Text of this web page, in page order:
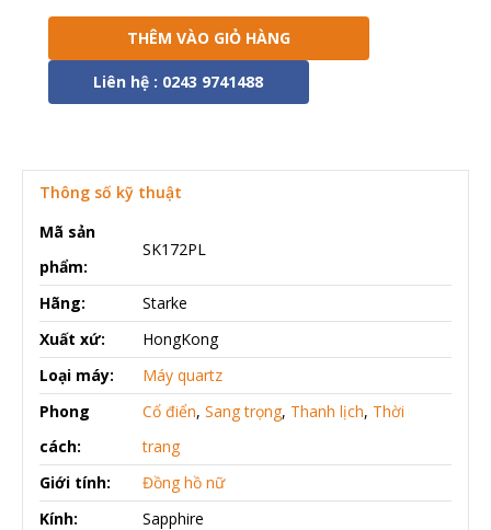
THÊM VÀO GIỎ HÀNG
Liên hệ : 0243 9741488
Thông số kỹ thuật
Mã sản
phẩm:
SK172PL
Hãng:
Starke
Xuất xứ:
HongKong
Loại máy:
Máy quartz
Phong
cách:
Cổ điển, Sang trọng, Thanh lịch, Thời
trang
Giới tính:
Đồng hồ nữ
Kính:
Sapphire